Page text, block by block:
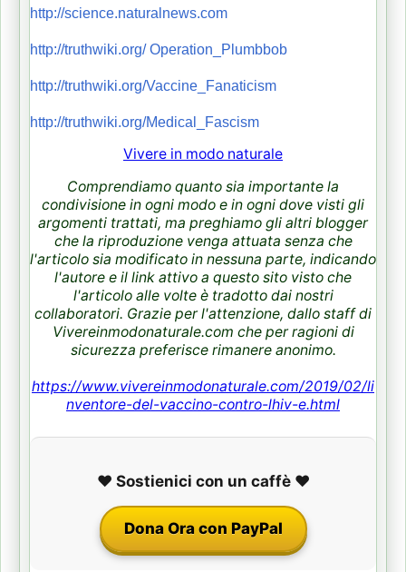
http://science.naturalnews.com
http://truthwiki.org/ Operation_Plumbbob
http://truthwiki.org/Vaccine_Fanaticism
http://truthwiki.org/Medical_Fascism
Vivere in modo naturale
Comprendiamo quanto sia importante la
condivisione in ogni modo e in ogni dove visti gli
argomenti trattati, ma preghiamo gli altri blogger
che la riproduzione venga attuata senza che
l'articolo sia modificato in nessuna parte, indicando
l'autore e il link attivo a questo sito visto che
l'articolo alle volte è tradotto dai nostri
collaboratori. Grazie per l'attenzione, dallo staff di
Vivereinmodonaturale.com che per ragioni di
sicurezza preferisce rimanere anonimo.
https://www.vivereinmodonaturale.com/2019/02/li
nventore-del-vaccino-contro-lhiv-e.html
❤️ Sostienici con un caffè ❤️
Dona Ora con PayPal